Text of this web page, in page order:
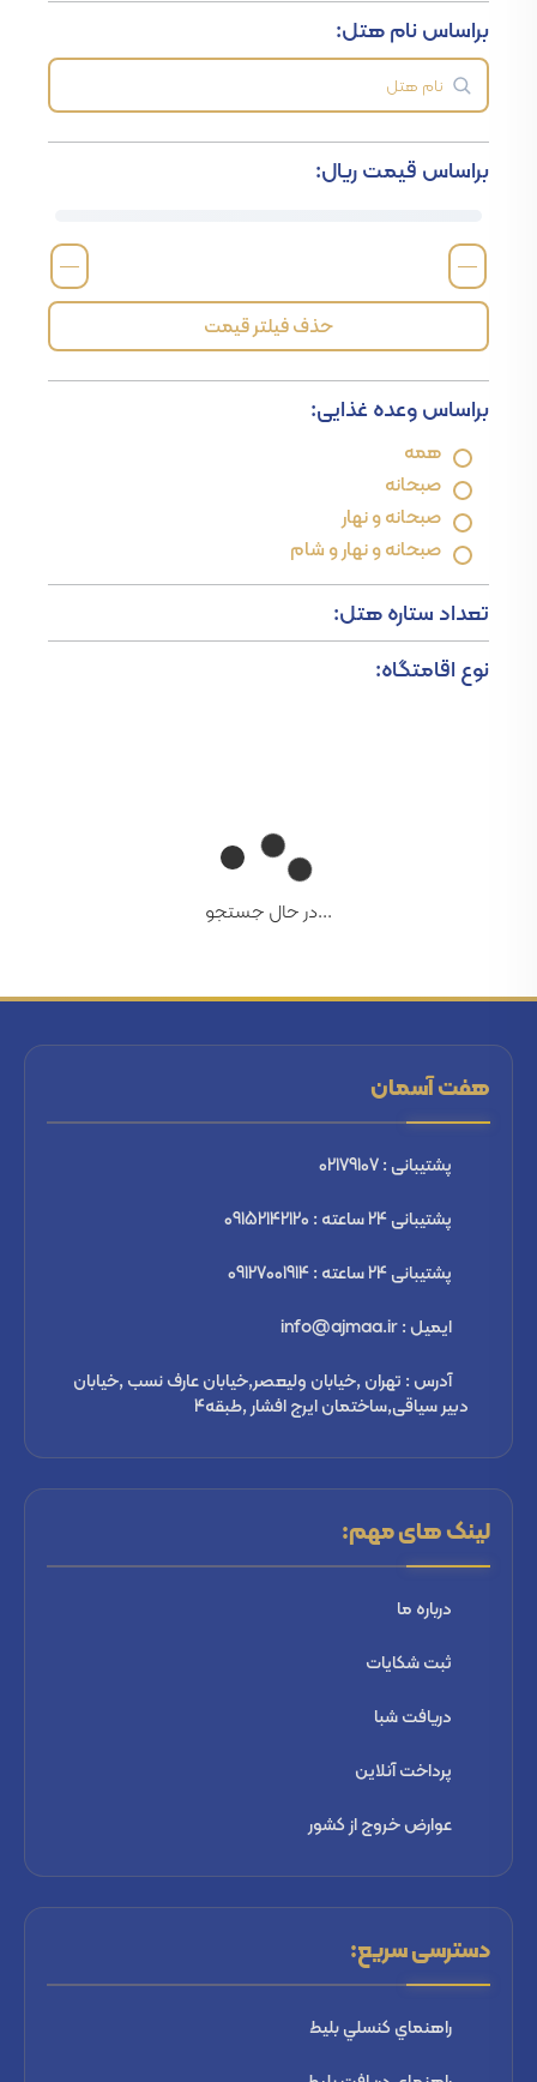
براساس نام هتل:
براساس قیمت ریال:
—
—
حذف فیلتر قیمت
براساس وعده غذایی:
همه
صبحانه
صبحانه و نهار
صبحانه و نهار و شام
تعداد ستاره هتل:
نوع اقامتگاه:
...در حال جستجو
هفت آسمان
پشتیبانی : 02179107
پشتیبانی 24 ساعته : 09152142120
پشتیبانی 24 ساعته : 09127001914
ایمیل : info@ajmaa.ir
آدرس : تهران ,خیابان ولیعصر,خیابان عارف نسب ,خیابان
دبیر سیاقی,ساختمان ایرج افشار ,طبقه4
لینک های مهم:
درباره ما
ثبت شكايات
دریافت شبا
پرداخت آنلاین
عوارض خروج از کشور
دسترسی سریع:
راهنماي كنسلي بليط